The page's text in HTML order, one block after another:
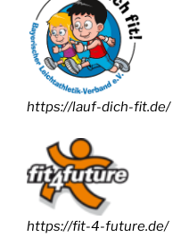
https://lauf-dich-fit.de/
https://fit-4-future.de/